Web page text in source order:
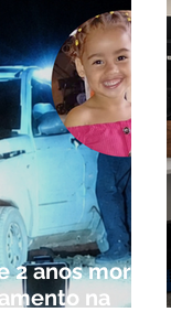
2 anos morre
na